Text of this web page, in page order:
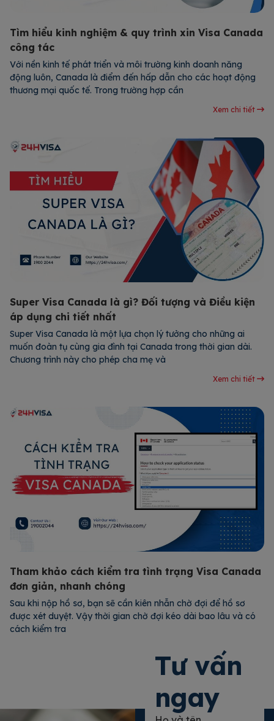
Tìm hiểu kinh nghiệm & quy trình xin Visa Canada
công tác
Với nền kinh tế phát triển và môi trường kinh doanh năng
động luôn, Canada là điểm đến hấp dẫn cho các hoạt động
thương mại quốc tế. Trong trường hợp cần
Xem chi tiết
Super Visa Canada là gì? Đối tượng và Điều kiện
áp dụng chi tiết nhất
Super Visa Canada là một lựa chọn lý tưởng cho những ai
muốn đoàn tụ cùng gia đình tại Canada trong thời gian dài.
Chương trình này cho phép cha mẹ và
Xem chi tiết
Tham khảo cách kiểm tra tình trạng Visa Canada
đơn giản, nhanh chóng
Sau khi nộp hồ sơ, bạn sẽ cần kiên nhẫn chờ đợi để hồ sơ
được xét duyệt. Vậy thời gian chờ đợi kéo dài bao lâu và có
cách kiểm tra
Xem chi tiết
Tư vấn
ngay